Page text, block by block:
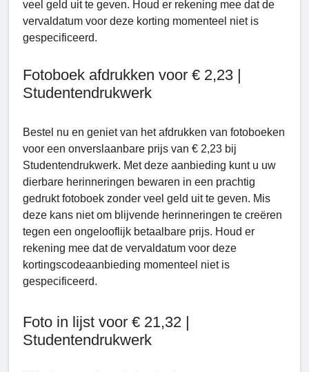
veel geld uit te geven. Houd er rekening mee dat de
vervaldatum voor deze korting momenteel niet is
gespecificeerd.
Fotoboek afdrukken voor € 2,23 |
Studentendrukwerk
Bestel nu en geniet van het afdrukken van fotoboeken
voor een onverslaanbare prijs van € 2,23 bij
Studеntеndrukwеrk. Met deze aanbieding kunt u uw
dierbare herinneringen bewaren in een prachtig
gedrukt fotoboek zonder veel geld uit te geven. Mis
deze kans niet om blijvende herinneringen te creëren
tegen een ongelooflijk betaalbare prijs. Houd er
rekening mee dat de vervaldatum voor deze
kortingscodeaanbieding momenteel niet is
gespecificeerd.
Foto in lijst voor € 21,32 |
Studentendrukwerk